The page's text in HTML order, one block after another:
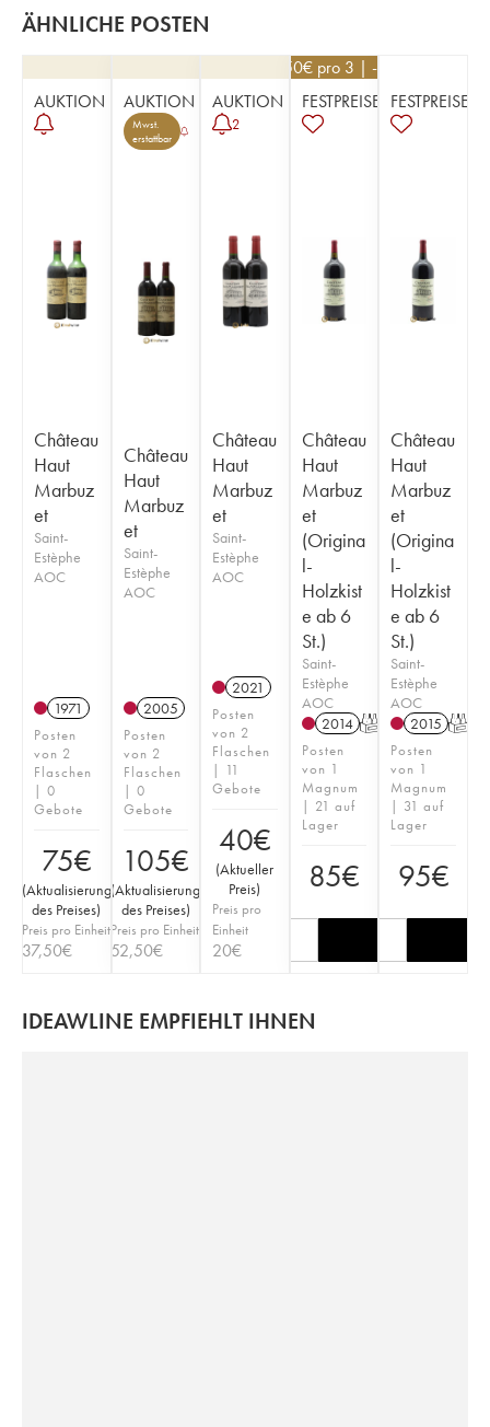
ÄHNLICHE POSTEN
AUKTION
Château
Haut
Marbuz
et
Saint-
Estèphe
AOC
1971
Posten
von 2
Flaschen
| 0
Gebote
75€
(Aktualisierung
des Preises)
Preis pro Einheit
37,50€
AUKTION
Mwst.
erstattbar
Château
Haut
Marbuz
et
Saint-
Estèphe
AOC
2005
Posten
von 2
Flaschen
| 0
Gebote
105€
(Aktualisierung
des Preises)
Preis pro Einheit
52,50€
AUKTION
2
Château
Haut
Marbuz
et
Saint-
Estèphe
AOC
2021
Posten
von 2
Flaschen
| 11
Gebote
40€
(Aktueller
Preis)
Preis pro
Einheit
20€
76,50€ pro 3 | -10%
FESTPREISE
Château
Haut
Marbuz
et
(Origina
l-
Holzkist
e ab 6
St.)
Saint-
Estèphe
AOC
2014 T
Posten
von 1
Magnum
| 21 auf
Lager
85€
FESTPREISE
Château
Haut
Marbuz
et
(Origina
l-
Holzkist
e ab 6
St.)
Saint-
Estèphe
AOC
2015 T
Posten
von 1
Magnum
| 31 auf
Lager
95€
IDEAWLINE EMPFIEHLT IHNEN